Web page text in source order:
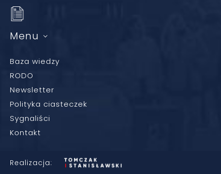
Menu
Baza wiedzy
RODO
Newsletter
Polityka ciasteczek
Sygnaliści
Kontakt
Realizacja: